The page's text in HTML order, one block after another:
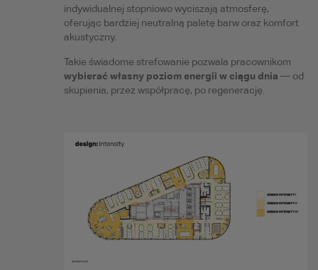
indywidualnej stopniowo wyciszają atmosferę,
oferując bardziej neutralną paletę barw oraz komfort
akustyczny.
Takie świadome strefowanie pozwala pracownikom
wybierać własny poziom energii w ciągu dnia — od
skupienia, przez współpracę, po regenerację.